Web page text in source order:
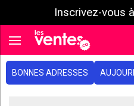
Inscrivez-vous
Toggle navigation
BONNES ADRESSES